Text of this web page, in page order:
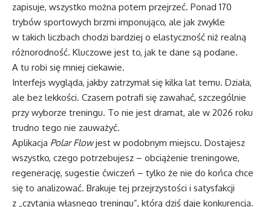
zapisuje, wszystko można potem przejrzeć. Ponad 170
trybów sportowych brzmi imponująco, ale jak zwykle
w takich liczbach chodzi bardziej o elastyczność niż realną
różnorodność. Kluczowe jest to, jak te dane są podane.
A tu robi się mniej ciekawie.
Interfejs wygląda, jakby zatrzymał się kilka lat temu. Działa,
ale bez lekkości. Czasem potrafi się zawahać, szczególnie
przy wyborze treningu. To nie jest dramat, ale w 2026 roku
trudno tego nie zauważyć.
Aplikacja Polar Flowjest w podobnym miejscu. Dostajesz
wszystko, czego potrzebujesz – obciążenie treningowe,
regenerację, sugestie ćwiczeń – tylko że nie do końca chce
się to analizować. Brakuje tej przejrzystości i satysfakcji
z „czytania własnego treningu”, którą dziś daje konkurencja.